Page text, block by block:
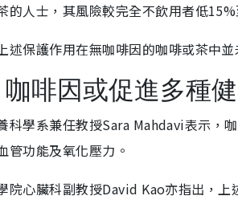
的人士，其風險較完全不飲用者低15%
述保護作用在無咖啡因的咖啡或茶中並
啡因或促進多種
科學系兼任教授Sara Mahdavi表示，
管功能及氧化壓力。
院心臟科副教授David Kao亦指出，